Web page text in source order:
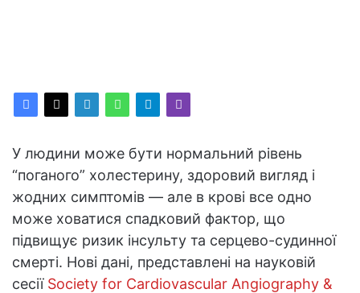
У людини може бути нормальний рівень
“поганого” холестерину, здоровий вигляд і
жодних симптомів — але в крові все одно
може ховатися спадковий фактор, що
підвищує ризик інсульту та серцево-судинної
смерті. Нові дані, представлені на науковій
сесії Society for Cardiovascular Angiography &